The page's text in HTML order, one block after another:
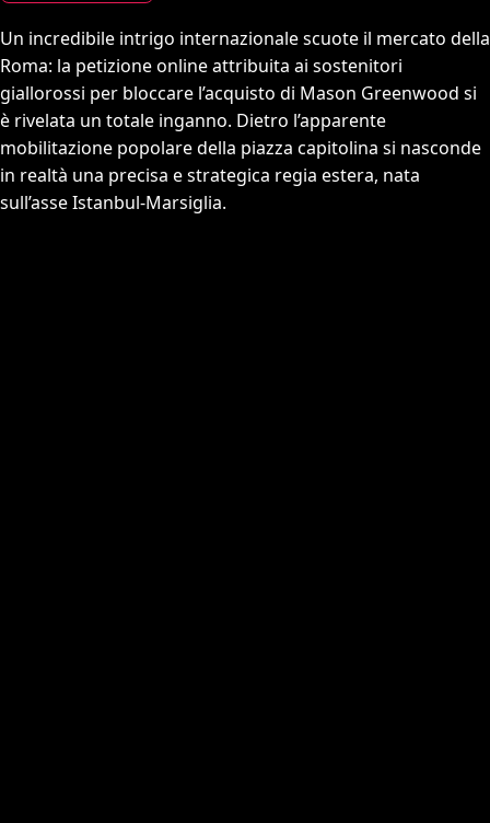
Un incredibile intrigo internazionale scuote il mercato della
Roma: la petizione online attribuita ai sostenitori
giallorossi per bloccare l’acquisto di Mason Greenwood si
è rivelata un totale inganno. Dietro l’apparente
mobilitazione popolare della piazza capitolina si nasconde
in realtà una precisa e strategica regia estera, nata
sull’asse Istanbul-Marsiglia.